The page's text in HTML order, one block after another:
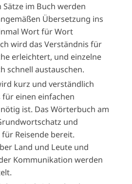
im Buch werden
Übersetzung ins
Wort für Wort
wird das Verständnis für
erleichtert, und einzelne
schnell austauschen.
kurz und verständlich
einen einfachen
ist. Das Wörterbuch am
und
Reisende bereit.
Land und Leute und
Kommunikation werden